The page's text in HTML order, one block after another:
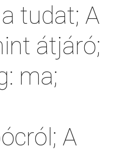
tudat; A
átjáró;
ma;
A